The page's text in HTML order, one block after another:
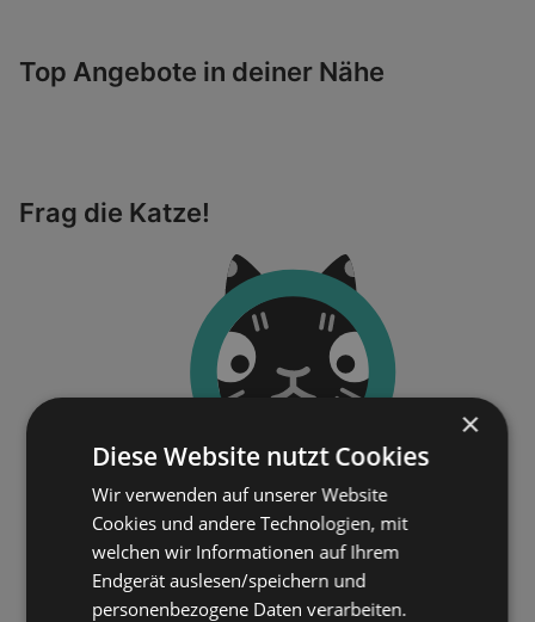
Top Angebote in deiner Nähe
Frag die Katze!
×
Diese Website nutzt Cookies
Wir verwenden auf unserer Website
Cookies und andere Technologien, mit
welchen wir Informationen auf Ihrem
Endgerät auslesen/speichern und
personenbezogene Daten verarbeiten.